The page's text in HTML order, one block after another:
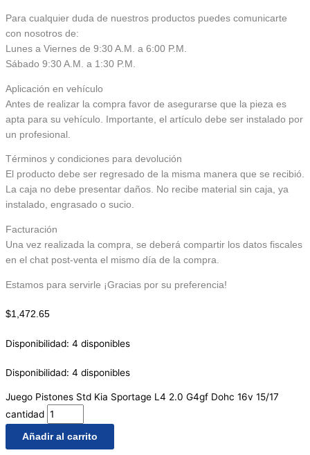
Para cualquier duda de nuestros productos puedes comunicarte
con nosotros de:
Lunes a Viernes de 9:30 A.M. a 6:00 P.M.
Sábado 9:30 A.M. a 1:30 P.M.
Aplicación en vehículo
Antes de realizar la compra favor de asegurarse que la pieza es
apta para su vehículo. Importante, el artículo debe ser instalado por
un profesional.
Términos y condiciones para devolución
El producto debe ser regresado de la misma manera que se recibió.
La caja no debe presentar daños. No recibe material sin caja, ya
instalado, engrasado o sucio.
Facturación
Una vez realizada la compra, se deberá compartir los datos fiscales
en el chat post-venta el mismo día de la compra.
Estamos para servirle ¡Gracias por su preferencia!
$1,472.65
Disponibilidad: 4 disponibles
Disponibilidad: 4 disponibles
Juego Pistones Std Kia Sportage L4 2.0 G4gf Dohc 16v 15/17
cantidad
Añadir al carrito